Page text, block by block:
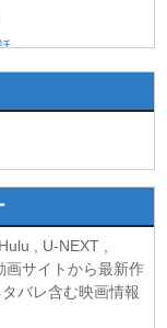
ランクチート魔術
, U-NEXT ,
画サイトから最新作
バレ含む映画情報